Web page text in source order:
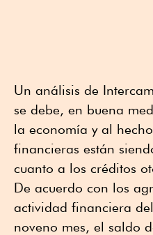
Un análisis de
se debe, en buena
la economía y al
financieras están
cuanto a los créditos
De acuerdo con los
actividad financiera
noveno mes, el saldo